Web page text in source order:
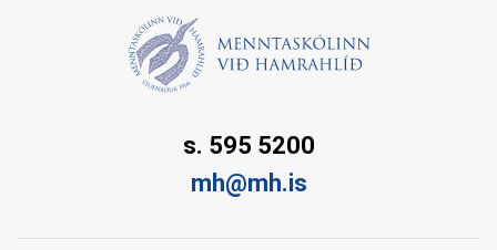
s. 595 5200
mh@mh.is